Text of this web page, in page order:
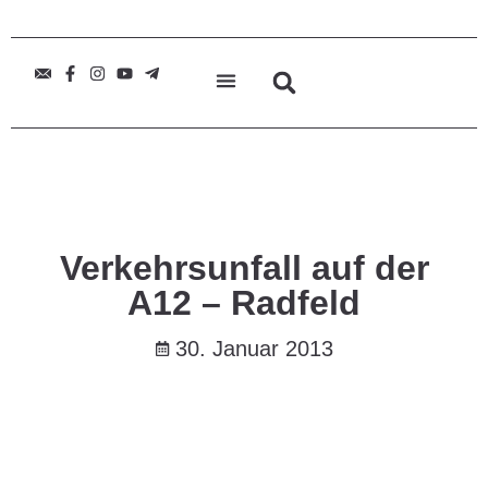
Verkehrsunfall auf der
A12 – Radfeld
30. Januar 2013